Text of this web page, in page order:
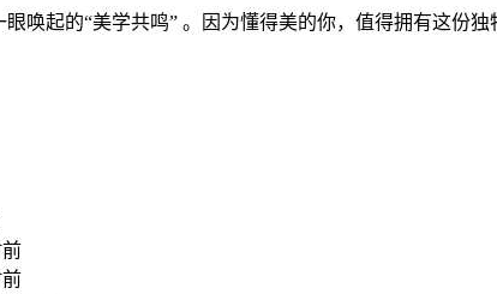
唤起的“美学共鸣” 。因为懂得美的你，值得拥有这份独